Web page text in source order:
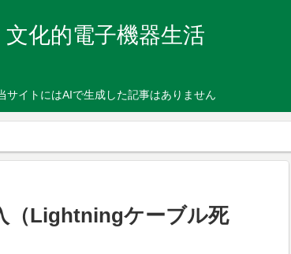
文化的電子機器生活
サイトにはAIで生成した記事はありません
（Lightningケーブル死